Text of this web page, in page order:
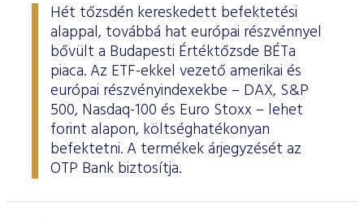
Hét tőzsdén kereskedett befektetési
alappal, továbbá hat európai részvénnyel
bővült a Budapesti Értéktőzsde BÉTa
piaca. Az ETF-ekkel vezető amerikai és
európai részvényindexekbe – DAX, S&P
500, Nasdaq-100 és Euro Stoxx – lehet
forint alapon, költséghatékonyan
befektetni. A termékek árjegyzését az
OTP Bank biztosítja.